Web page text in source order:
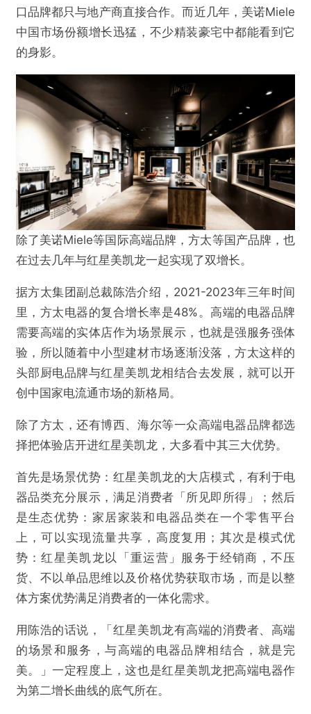
@蓝洞商业
高端电器「狂飙」：浪大鱼贵
欺诈 色情 诱导行为
提交
口品牌都只与地产商直接合作。而近几年，美诺Miele
中国市场份额增长迅猛，不少精装豪宅中都能看到它
的身影。
除了美诺Miele等国际高端品牌，方太等国产品牌，也
在过去几年与红星美凯龙一起实现了双增长。
据方太集团副总裁陈浩介绍，2021-2023年三年时间
里，方太电器的复合增长率是48%。高端的电器品牌
需要高端的实体店作为场景展示，也就是强服务强体
验，所以随着中小型建材市场逐渐没落，方太这样的
头部厨电品牌与红星美凯龙相结合去发展，就可以开
创中国家电流通市场的新格局。
除了方太，还有博西、海尔等一众高端电器品牌都选
择把体验店开进红星美凯龙，大多看中其三大优势。
首先是场景优势：红星美凯龙的大店模式，有利于电
器品类充分展示，满足消费者「所见即所得」；然后
是生态优势：家居家装和电器品类在一个零售平台
上，可以实现流量共享，高度复用；其次是模式优
势：红星美凯龙以「重运营」服务于经销商，不压
货、不以单品思维以及价格优势获取市场，而是以整
体方案优势满足消费者的一体化需求。
用陈浩的话说，「红星美凯龙有高端的消费者、高端
的场景和服务，与高端的电器品牌相结合，就是完
美。」一定程度上，这也是红星美凯龙把高端电器作
为第二增长曲线的底气所在。